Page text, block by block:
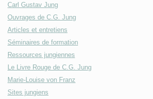
Carl Gustav Jung
Ouvrages de C.G. Jung
Articles et entretiens
Séminaires de formation
Ressources jungiennes
Le Livre Rouge de C.G. Jung
Marie-Louise von Franz
Sites jungiens